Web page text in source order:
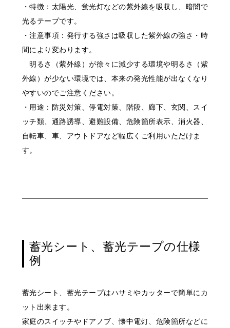
・特徴：太陽光、蛍光灯などの紫外線を吸収し、暗闇で
光るテープです。
・注意事項：発行する強さは吸収した紫外線の強さ・時
間により変わります。
明るさ（紫外線）が徐々に減少する環境や明るさ（紫
外線）が少ない環境では、本来の発光性能が出なくなり
やすいのでご注意ください。
・用途：防災対策、停電対策、階段、廊下、玄関、スイ
ッチ類、通路誘導、避難設備、危険箇所表示、消火器、
自転車、車、アウトドアなど幅広くご利用いただけま
す。
蓄光シート、蓄光テープの仕様
例
蓄光シート、蓄光テープはハサミやカッターで簡単にカ
ット出来ます。
家庭のスイッチやドアノブ、懐中電灯、危険箇所などに